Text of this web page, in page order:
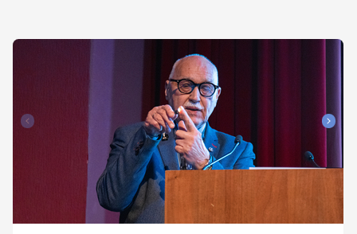
Поиск по дате
Поиск по темам